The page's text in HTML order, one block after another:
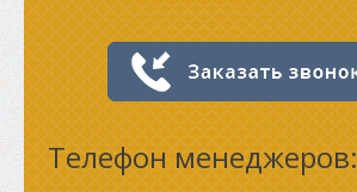
Телефон менеджеров: